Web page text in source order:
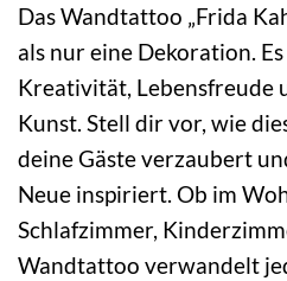
Das Wandtattoo „Frida
als nur eine Dekoration.
Kreativität, Lebensfreude
Kunst. Stell dir vor, wie
deine Gäste verzaubert
Neue inspiriert. Ob im
Schlafzimmer,
Wandtattoo verwandelt